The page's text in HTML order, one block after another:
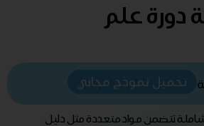
دورة علم
تحميل نموذج مجاني
تتضمن مواد متعددة مثل دليل